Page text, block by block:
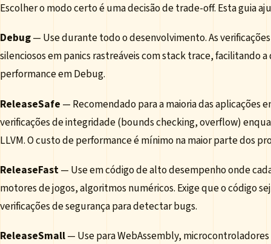
Escolher o modo certo é uma decisão de trade-off. Esta guia
Debug— Use durante todo o desenvolvimento. As
silenciosos em panics rastreáveis com stack trace, facilitando
performance em Debug.
ReleaseSafe — Recomendado para a maioria das aplicações
verificações de integridade (bounds checking, overflow)
LLVM. O custo de performance é mínimo na maior parte dos
ReleaseFast— Use em código de alto desempenho onde
motores de jogos, algoritmos numéricos. Exige que o código
verificações de segurança para detectar bugs.
ReleaseSmall— Use para WebAssembly,